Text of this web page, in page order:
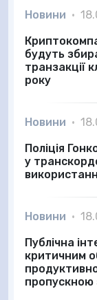
Новини •
будуть
транзакції
року
Новини •
Поліція
у
Новини •
Публічна
критичним
пропускною